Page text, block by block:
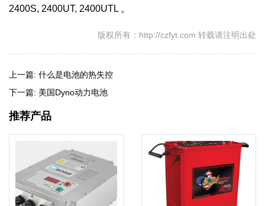
2400S, 2400UT, 2400UTL 。
版权所有：http://czfyt.com 转载请注明出处
上一篇: 什么是电池的热失控
下一篇: 美国Dyno动力电池
推荐产品